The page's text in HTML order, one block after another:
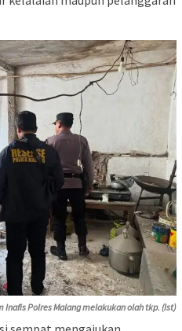
Inafis Polres Malang melakukan olah tkp. (Ist)